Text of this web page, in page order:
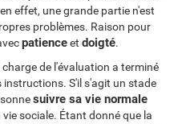
effet, une grande partie n'est
problèmes. Raison pour
patienceetdoigté.
de l'évaluation a terminé
S'il s'agit un stade
suivre sa vie normale
sociale. Étant donné que la